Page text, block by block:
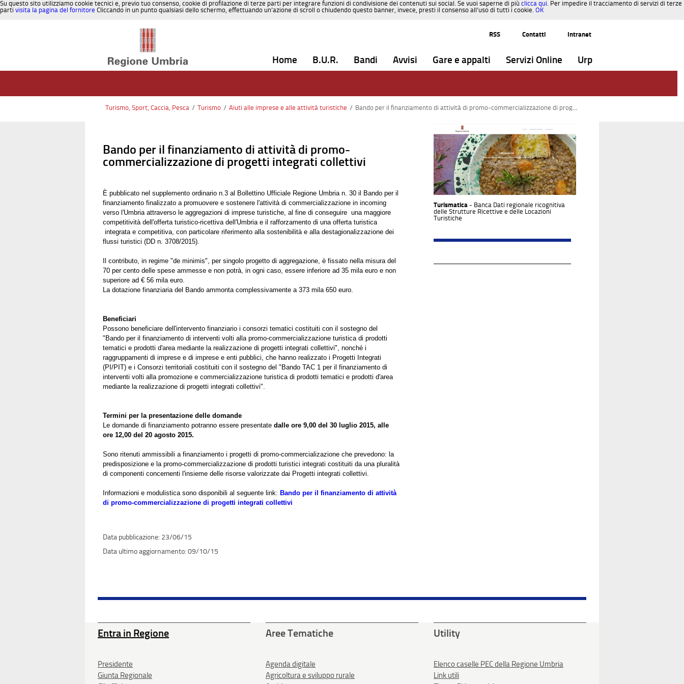
Su questo sito utilizziamo cookie tecnici e, previo tuo consenso, cookie di profilazione di terze parti per integrare funzioni di condivisione dei contenuti sui social. Se vuoi saperne di più clicca qui. Per impedire il tracciamento di servizi di terze
parti visita la pagina del fornitore Cliccando in un punto qualsiasi dello schermo, effettuando un’azione di scroll o chiudendo questo banner, invece, presti il consenso all’uso di tutti i cookie. OK
RSS
Contatti Intranet
Home B.U.R. Bandi Avvisi Gare e appalti Servizi Online Urp
Turismo, Sport, Caccia, Pesca / Turismo / Aiuti alle imprese e alle attività turistiche / Bando per il finanziamento di attività di promo-commercializzazione di progetti integrati collettivi
Bando per il finanziamento di attività di promo-
commercializzazione di progetti integrati collettivi
È pubblicato nel supplemento ordinario n.3 al Bollettino Ufficiale Regione Umbria n. 30 il Bando per il
finanziamento finalizzato a promuovere e sostenere l'attività di commercializzazione in incoming
verso l'Umbria attraverso le aggregazioni di imprese turistiche, al fine di conseguire una maggiore
competitività dell'offerta turistico-ricettiva dell'Umbria e il rafforzamento di una offerta turistica
integrata e competitiva, con particolare riferimento alla sostenibilità e alla destagionalizzazione dei
flussi turistici (DD n. 3708/2015).
Il contributo, in regime "de minimis", per singolo progetto di aggregazione, è fissato nella misura del
70 per cento delle spese ammesse e non potrà, in ogni caso, essere inferiore ad 35 mila euro e non
superiore ad € 56 mila euro.
La dotazione finanziaria del Bando ammonta complessivamente a 373 mila 650 euro.
Beneficiari
Possono beneficiare dell'intervento finanziario i consorzi tematici costituiti con il sostegno del
"Bando per il finanziamento di interventi volti alla promo-commercializzazione turistica di prodotti
tematici e prodotti d'area mediante la realizzazione di progetti integrati collettivi", nonché i
raggruppamenti di imprese e di imprese e enti pubblici, che hanno realizzato i Progetti Integrati
(PI/PIT) e i Consorzi territoriali costituiti con il sostegno del "Bando TAC 1 per il finanziamento di
interventi volti alla promozione e commercializzazione turistica di prodotti tematici e prodotti d'area
mediante la realizzazione di progetti integrati collettivi".
Termini per la presentazione delle domande
Le domande di finanziamento potranno essere presentate dalle ore 9,00 del 30 luglio 2015, alle
ore 12,00 del 20 agosto 2015.
Sono ritenuti ammissibili a finanziamento i progetti di promo-commercializazione che prevedono: la
predisposizione e la promo-commercializzazione di prodotti turistici integrati costituiti da una pluralità
di componenti concernenti l'insieme delle risorse valorizzate dai Progetti integrati collettivi.
Informazioni e modulistica sono disponibili al seguente link: Bando per il finanziamento di attività
di promo-commercializzazione di progetti integrati collettivi
23/06/15
09/10/15
Turismatica - Banca Dati regionale ricognitiva
delle Strutture Ricettive e delle Locazioni
Turistiche
Entra in Regione
Presidente
Giunta Regionale
Aree Tematiche
Agenda digitale
Agricoltura e sviluppo rurale
Utility
Elenco caselle PEC della Regione Umbria
Link utili